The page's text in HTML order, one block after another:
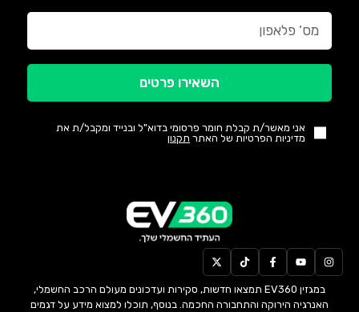
אני מאשר/ת קבלת חומר פרסומי בדוא"ל ובנייד ומקבל/ת את
מדיניות הפרטיות של האתר תקנון
השאירו פרטים
במגזין EV360 תמצאו חדשות, סקירות ועדכונים מעולם הרכב החשמלי,
האנרגיה הירוקה והתחבורה החכמה. בנוסף, תוכלו למצוא מידע על דגמים